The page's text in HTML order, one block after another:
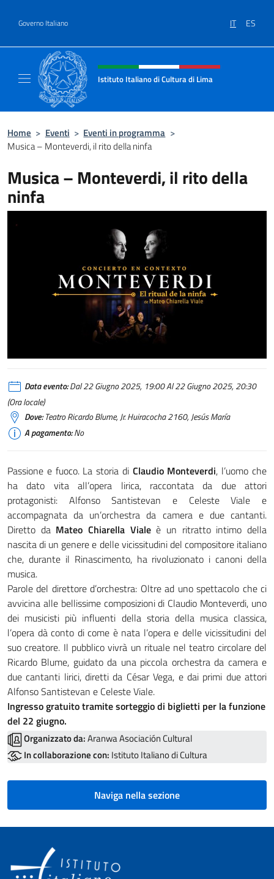
Governo Italiano IT ES
Intestazione sito, social e menù
Istituto Italiano di Cultura di Lima
Home > Eventi > Eventi in programma >
Musica – Monteverdi, il rito della ninfa
Musica – Monteverdi, il rito della
ninfa
Data evento:Dal 22 Giugno 2025, 19:00 Al 22 Giugno 2025, 20:30
(Ora locale)
Dove:Teatro Ricardo Blume, Jr. Huiracocha 2160, Jesús María
A pagamento:No
Passione e fuoco. La storia di Claudio Monteverdi, l’uomo che
ha dato vita all’opera lirica, raccontata da due attori
protagonisti: Alfonso Santistevan e Celeste Viale e
accompagnata da un’orchestra da camera e due cantanti.
Diretto da Mateo Chiarella Vialeè un ritratto intimo della
nascita di un genere e delle vicissitudini del compositore italiano
che, durante il Rinascimento, ha rivoluzionato i canoni della
musica.
Parole del direttore d’orchestra: Oltre ad uno spettacolo che ci
avvicina alle bellissime composizioni di Claudio Monteverdi, uno
dei musicisti più influenti della storia della musica classica,
l’opera dà conto di come è nata l’opera e delle vicissitudini del
suo creatore. Il pubblico vivrà un rituale nel teatro circolare del
Ricardo Blume, guidato da una piccola orchestra da camera e
due cantanti lirici, diretti da César Vega, e dai primi due attori
Alfonso Santistevan e Celeste Viale.
Ingresso gratuito tramite sorteggio di biglietti per la funzione
del 22 giugno.
Organizzato da:Aranwa Asociación Cultural
In collaborazione con: Istituto Italiano di Cultura
Naviga nella sezione